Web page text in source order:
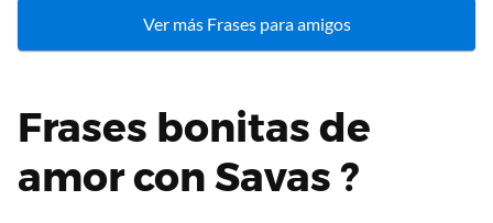
Ver más Frases para amigos
Frases bonitas de
amor con Savas ?